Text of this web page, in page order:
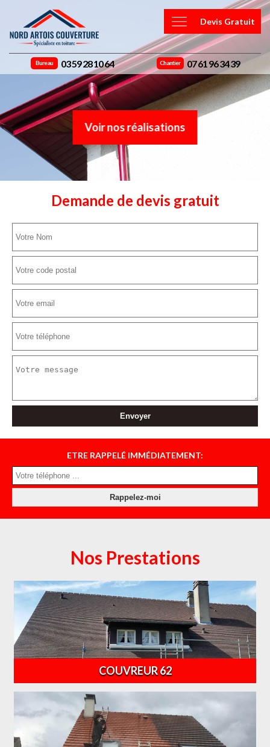
Devis Gratuit
Bureau 03 59 28 10 64 Chantier 07 61 96 34 39
Voir nos réalisations
Demande de devis gratuit
ETRE RAPPELÉ IMMÉDIATEMENT:
Nos Prestations
COUVREUR 62